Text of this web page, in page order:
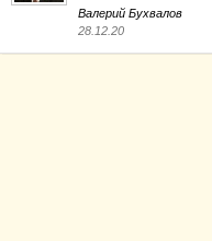
Валерий Бухвалов
28.12.20